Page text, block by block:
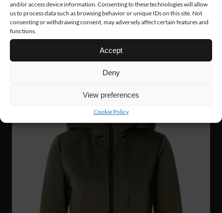
and/or access device information. Consenting to these technologies will allow
us to process data such as browsing behavior or unique IDs on this site. Not
consenting or withdrawing consent, may adversely affect certain features and
functions.
Accept
Deny
View preferences
Cookie Policy
FJ57